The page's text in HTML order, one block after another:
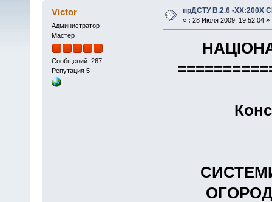
Victor
Администратор
Мастер
Сообщений: 267
Репутация 5
прДСТУ В.2.6 -ХХ:200Х
« : 28 Июля 2009, 19:52:04 »